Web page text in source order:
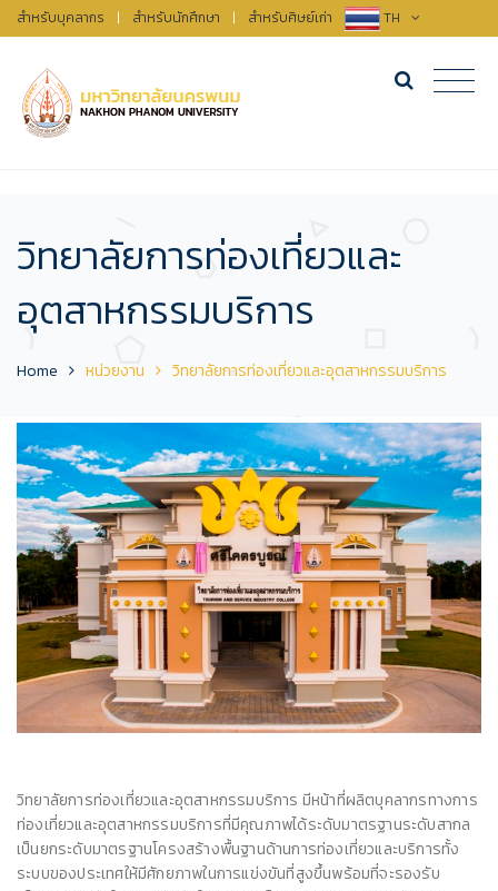
สำหรับบุคลากร | สำหรับนักศึกษา | สำหรับศิษย์เก่า TH
วิทยาลัยการท่องเที่ยวและ
อุตสาหกรรมบริการ
Home หน่วยงาน วิทยาลัยการท่องเที่ยวและอุตสาหกรรมบริการ
วิทยาลัยการท่องเที่ยวและอุตสาหกรรมบริการ มีหน้าที่ผลิตบุคลากรทางการ
ท่องเที่ยวและอุตสาหกรรมบริการที่มีคุณภาพได้ระดับมาตรฐานระดับสากล
เป็นยกระดับมาตรฐานโครงสร้างพื้นฐานด้านการท่องเที่ยวและบริการทั้ง
ระบบของประเทศให้มีศักยภาพในการแข่งขันที่สูงขึ้นพร้อมที่จะรองรับ